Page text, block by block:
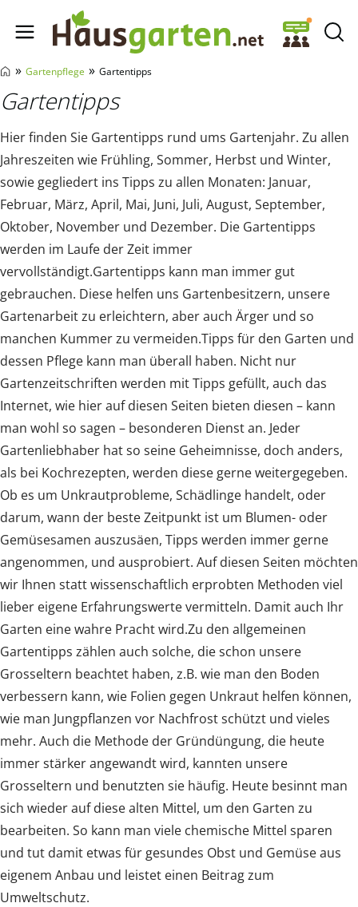
Hausgarten.net
» Gartenpflege » Gartentipps
Gartentipps
Hier finden Sie Gartentipps rund ums Gartenjahr. Zu allen
Jahreszeiten wie Frühling, Sommer, Herbst und Winter,
sowie gegliedert ins Tipps zu allen Monaten: Januar,
Februar, März, April, Mai, Juni, Juli, August, September,
Oktober, November und Dezember. Die Gartentipps
werden im Laufe der Zeit immer
vervollständigt.Gartentipps kann man immer gut
gebrauchen. Diese helfen uns Gartenbesitzern, unsere
Gartenarbeit zu erleichtern, aber auch Ärger und so
manchen Kummer zu vermeiden.Tipps für den Garten und
dessen Pflege kann man überall haben. Nicht nur
Gartenzeitschriften werden mit Tipps gefüllt, auch das
Internet, wie hier auf diesen Seiten bieten diesen – kann
man wohl so sagen – besonderen Dienst an. Jeder
Gartenliebhaber hat so seine Geheimnisse, doch anders,
als bei Kochrezepten, werden diese gerne weitergegeben.
Ob es um Unkrautprobleme, Schädlinge handelt, oder
darum, wann der beste Zeitpunkt ist um Blumen- oder
Gemüsesamen auszusäen, Tipps werden immer gerne
angenommen, und ausprobiert. Auf diesen Seiten möchten
wir Ihnen statt wissenschaftlich erprobten Methoden viel
lieber eigene Erfahrungswerte vermitteln. Damit auch Ihr
Garten eine wahre Pracht wird.Zu den allgemeinen
Gartentipps zählen auch solche, die schon unsere
Grosseltern beachtet haben, z.B. wie man den Boden
verbessern kann, wie Folien gegen Unkraut helfen können,
wie man Jungpflanzen vor Nachfrost schützt und vieles
mehr. Auch die Methode der Gründüngung, die heute
immer stärker angewandt wird, kannten unsere
Grosseltern und benutzten sie häufig. Heute besinnt man
sich wieder auf diese alten Mittel, um den Garten zu
bearbeiten. So kann man viele chemische Mittel sparen
und tut damit etwas für gesundes Obst und Gemüse aus
eigenem Anbau und leistet einen Beitrag zum
Umweltschutz.